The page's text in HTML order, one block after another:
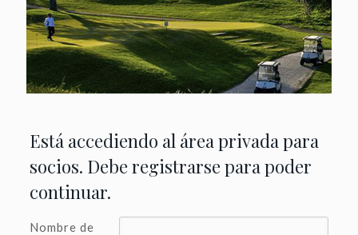
Está accediendo al área privada para
socios. Debe registrarse para poder
continuar.
Nombre de